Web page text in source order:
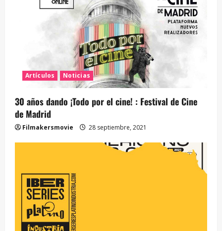
Artículos Noticias
30 años dando ¡Todo por el cine! : Festival de Cine
de Madrid
Filmakersmovie 28 septiembre, 2021